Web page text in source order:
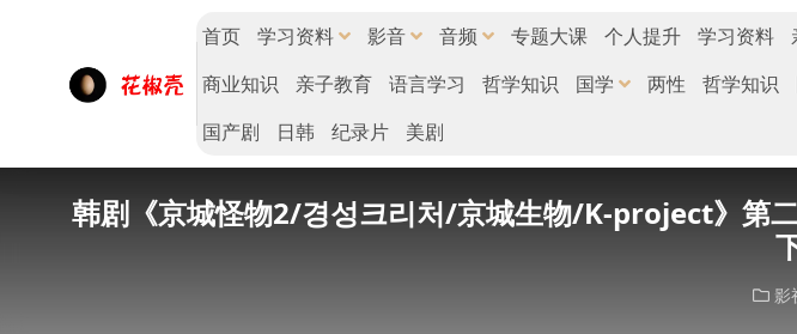
首页 学习资料 影音 音频 专题大课 个人提升 学习资料
商业知识
亲子教育 语言学习 哲学知识 国学 两性 哲学知识
国产剧
日韩 纪录片 美剧
韩剧《京城怪物2/경성크리처/京城生物/K-project》第
影